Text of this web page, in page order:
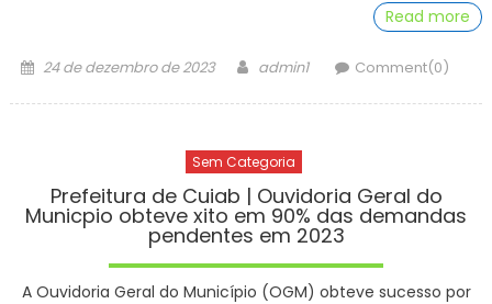
Read more
Posted
24 de dezembro de 2023 Author
admin1 Comment(0)
Sem Categoria
Prefeitura de Cuiab | Ouvidoria Geral do
Municpio obteve xito em 90% das demandas
pendentes em 2023
A Ouvidoria Geral do Município (OGM) obteve sucesso por